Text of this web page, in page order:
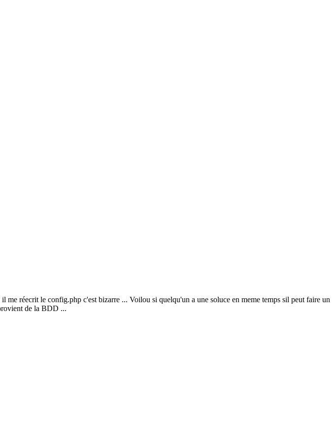
réecrit le config.php c'est bizarre ... Voilou si quelqu'un a une soluce en meme temps sil peut faire un
de la BDD ...